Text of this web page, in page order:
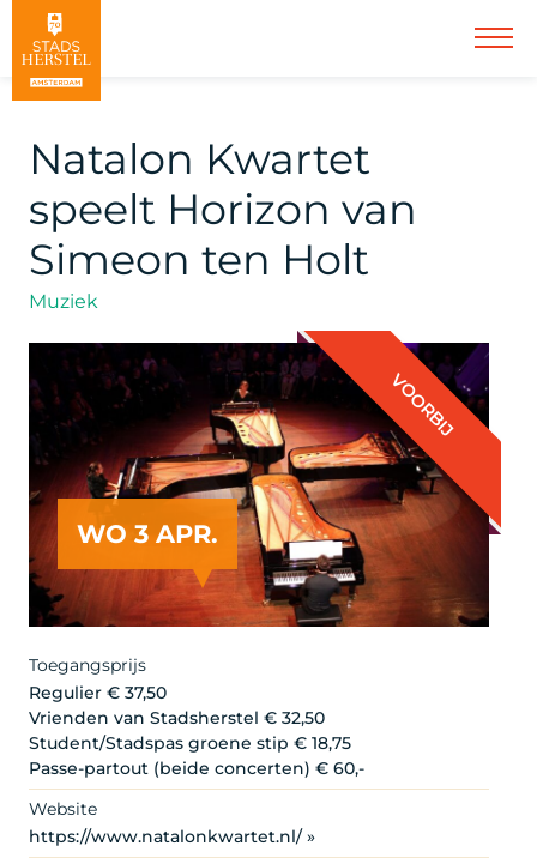
Natalon Kwartet
speelt Horizon van
Simeon ten Holt
Muziek
WO 3 APR.
VOORBIJ
Toegangsprijs
Regulier € 37,50
Vrienden van Stadsherstel € 32,50
Student/Stadspas groene stip € 18,75
Passe-partout (beide concerten) € 60,-
Website
https://www.natalonkwartet.nl/ »